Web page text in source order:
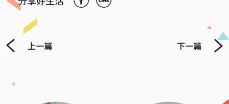
上一篇 下一篇